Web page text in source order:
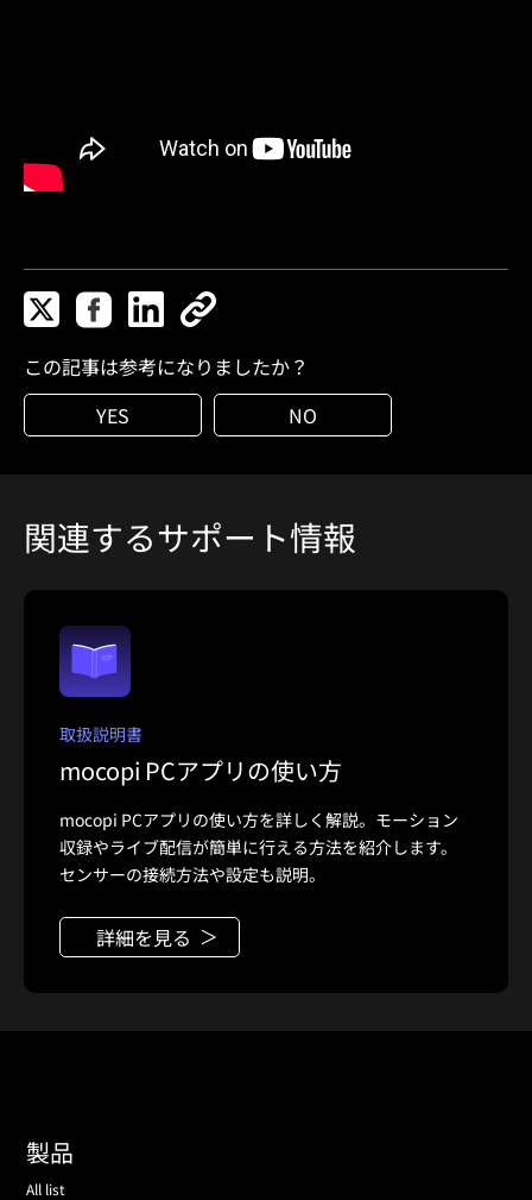
この記事は参考になりましたか？
YES
NO
関連するサポート情報
取扱説明書
mocopi PCアプリの使い方
mocopi PCアプリの使い方を詳しく解説。モーション
収録やライブ配信が簡単に行える方法を紹介します。
センサーの接続方法や設定も説明。
詳細を見る
製品
All list